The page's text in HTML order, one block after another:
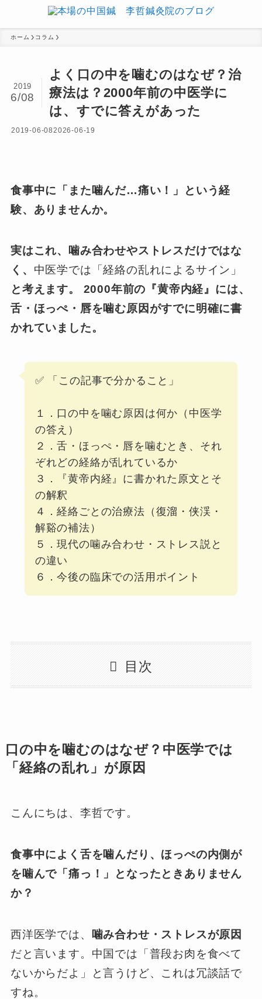
ホーム コラム
よく口の中を噛むのはなぜ？治
療法は？2000年前の中医学に
は、すでに答えがあった
2019
6/08
2019-06-082026-06-19
食事中に「また噛んだ…痛い！」という経
験、ありませんか。
実はこれ、噛み合わせやストレスだけではな
く、 中医学では「経絡の乱れによるサイン」
と考えます。
2000年前の『黄帝内経』には、
舌・ほっぺ・唇を噛む原因がすでに明確に書
かれていました。
✅ 「この記事で分かること」
１．口の中を噛む原因は何か（中医学
の答え）
２．舌・ほっぺ・唇を噛むとき、それ
ぞれどの経絡が乱れているか
３．『黄帝内経』に書かれた原文とそ
の解釈
４．経絡ごとの治療法（復溜・侠渓・
解谿の補法）
５．現代の噛み合わせ・ストレス説と
の違い
６．今後の臨床での活用ポイント
目次
口の中を噛むのはなぜ？中医学では
「経絡の乱れ」が原因
こんにちは、李哲です。
食事中によく舌を噛んだり、ほっぺの内側が
を噛んで「痛っ！」となったときありません
か？
西洋医学では、
噛み合わせ・ストレスが原因
だと言います。中国では「普段お肉を食べて
ないからだよ」と言うけど、これは冗談話で
すね。